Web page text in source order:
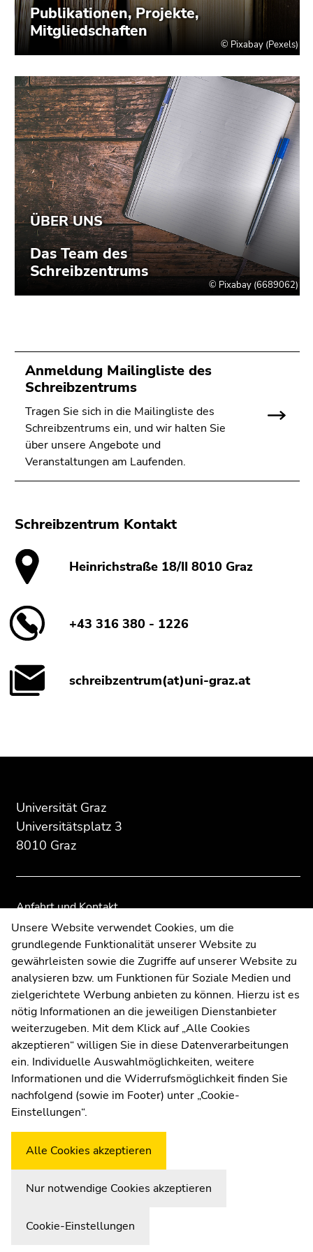
Anmeldung Mailingliste des
Schreibzentrums
Tragen Sie sich in die Mailingliste des
Schreibzentrums ein, und wir halten Sie
über unsere Angebote und
Veranstaltungen am Laufenden.
Schreibzentrum Kontakt
Heinrichstraße 18/II 8010 Graz
+43 316 380 - 1226
schreibzentrum(at)uni-graz.at
des
Universität Graz
Universitätsplatz 3
8010 Graz
Anfahrt und Kontakt
Kommunikation und Öffentlichkeitsarbeit
Moodle
UNIGRAZonline
Impressum
Datenschutzerklärung
Cookie-Einstellungen
Barrierefreiheitserklärung
WetterstationUni Graz
dieses
Übersicht
Seitenbereiche
dieses
Übersicht
Seitenbereiche
Beginn des Seitenbereichs:
Unsere Website verwendet Cookies, um die
grundlegende Funktionalität unserer Website zu
gewährleisten sowie die Zugriffe auf unserer Website zu
analysieren bzw. um Funktionen für Soziale Medien und
zielgerichtete Werbung anbieten zu können. Hierzu ist es
nötig Informationen an die jeweiligen Dienstanbieter
weiterzugeben. Mit dem Klick auf „Alle Cookies
akzeptieren“ willigen Sie in diese Datenverarbeitungen
ein. Individuelle Auswahlmöglichkeiten, weitere
Informationen und die Widerrufsmöglichkeit finden Sie
nachfolgend (sowie im Footer) unter „Cookie-
Einstellungen“.
Alle Cookies akzeptieren
Nur notwendige Cookies akzeptieren
Cookie-Einstellungen
Ende dieses Seitenbereichs.